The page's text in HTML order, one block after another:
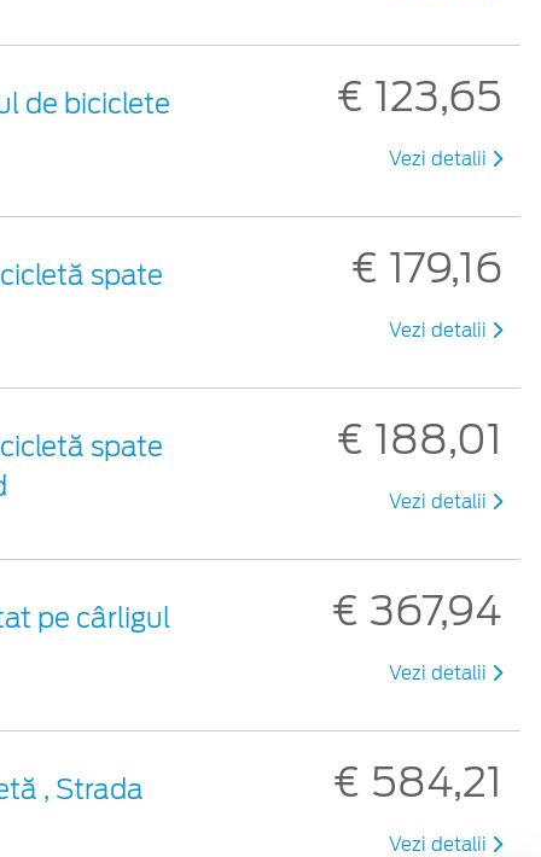
de biciclete
€ 123,65
Vezi detalii
spate
€ 179,16
Vezi detalii
spate
€ 188,01
Vezi detalii
pe cârligul
€ 367,94
Vezi detalii
, Strada
€ 584,21
Vezi detalii